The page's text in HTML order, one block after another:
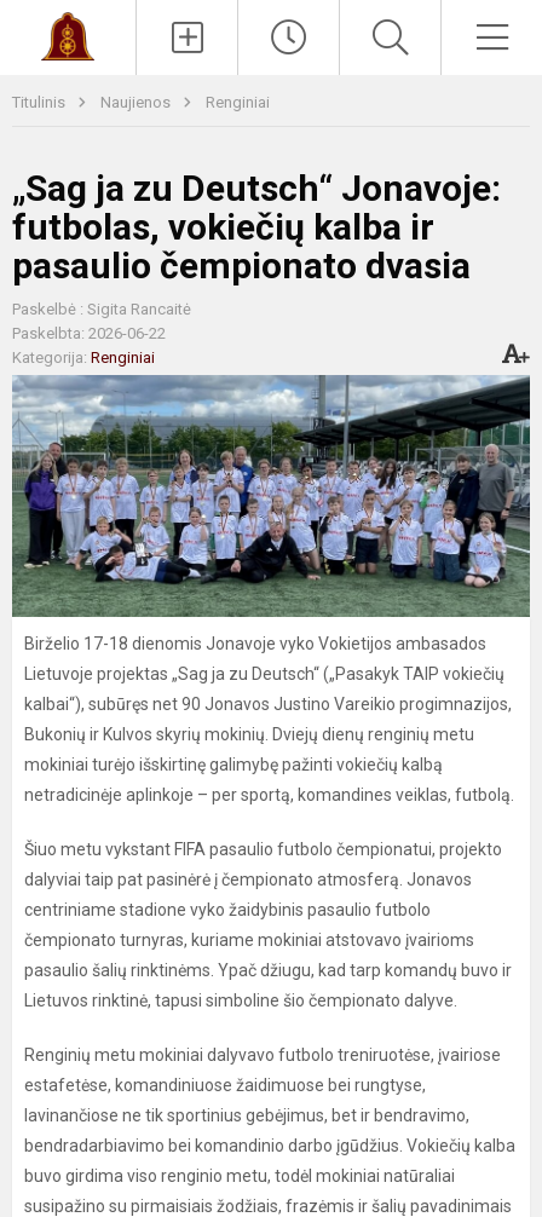
Titulinis Naujienos Renginiai
„Sag ja zu Deutsch“ Jonavoje:
futbolas, vokiečių kalba ir
pasaulio čempionato dvasia
Paskelbė : Sigita Rancaitė
Paskelbta: 2026-06-22
Kategorija: Renginiai
Birželio 17-18 dienomis Jonavoje vyko Vokietijos ambasados
Lietuvoje projektas „Sag ja zu Deutsch“ („Pasakyk TAIP vokiečių
kalbai“), subūręs net 90 Jonavos Justino Vareikio progimnazijos,
Bukonių ir Kulvos skyrių mokinių. Dviejų dienų renginių metu
mokiniai turėjo išskirtinę galimybę pažinti vokiečių kalbą
netradicinėje aplinkoje – per sportą, komandines veiklas, futbolą.
Šiuo metu vykstant FIFA pasaulio futbolo čempionatui, projekto
dalyviai taip pat pasinėrė į čempionato atmosferą. Jonavos
centriniame stadione vyko žaidybinis pasaulio futbolo
čempionato turnyras, kuriame mokiniai atstovavo įvairioms
pasaulio šalių rinktinėms. Ypač džiugu, kad tarp komandų buvo ir
Lietuvos rinktinė, tapusi simboline šio čempionato dalyve.
Renginių metu mokiniai dalyvavo futbolo treniruotėse, įvairiose
estafetėse, komandiniuose žaidimuose bei rungtyse,
lavinančiose ne tik sportinius gebėjimus, bet ir bendravimo,
bendradarbiavimo bei komandinio darbo įgūdžius. Vokiečių kalba
buvo girdima viso renginio metu, todėl mokiniai natūraliai
susipažino su pirmaisiais žodžiais, frazėmis ir šalių pavadinimais